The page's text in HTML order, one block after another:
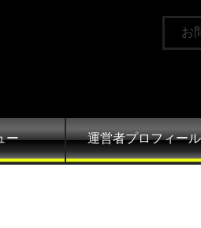
お
ー 運営者プロフィー